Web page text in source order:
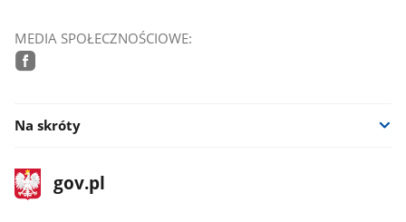
MEDIA SPOŁECZNOŚCIOWE:
Na skróty
stopka
gov.plStrona
gov.pl